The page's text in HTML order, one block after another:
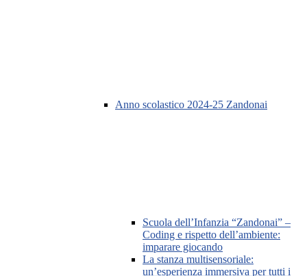
Anno scolastico 2024-25 Zandonai
Scuola dell’Infanzia “Zandonai” –
Coding e rispetto dell’ambiente:
imparare giocando
La stanza multisensoriale:
un’esperienza immersiva per tutti i